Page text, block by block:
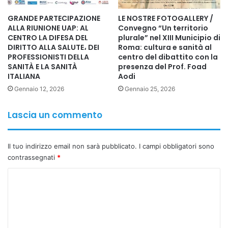
delega per la riforma delle professioni
sanitarieattualmente all’esame parlamentare.
Il contesto della carenza infermieristica
Il provvedimento si inserisce in un quadro diforte carenza
di personale infermieristico
. Le stime istituzionali più
accreditate indicano un fabbisogno nazionale nell’ordine di
sull’assistenza ospedaliera sia sui servizi territoriali. La
criticità alimenta il dibattito sulla necessità di rendere la
professione più attrattiva e sostenibile nel tempo.
Calo di attrattività dei corsi triennali
GRANDE PARTECIPAZIONE
ALLA RIUNIONE UAP: AL
CENTRO LA DIFESA DEL
DIRITTO ALLA SALUTE، DEI
PROFESSIONISTI DELLA
SANITÀ E LA SANITÀ
ITALIANA
Gennaio 12, 2026
LE NOSTRE FOTOGALLERY /
Convegno “Un territorio
plurale” nel XIII Municipio di
Roma: cultura e sanità al
centro del dibattito con la
presenza del Prof. Foad
Aodi
Gennaio 25, 2026
Lascia un commento
Il tuo indirizzo email non sarà pubblicato. I campi obbligatori sono
contrassegnati *